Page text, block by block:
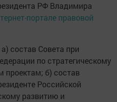
РФ Владимира
портале правовой
состав Совета при
по стратегическому
б) состав
Российской
развитию и